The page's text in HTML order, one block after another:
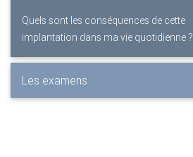
Quels sont les conséquences de cette
implantation dans ma vie quotidienne ?
Les examens